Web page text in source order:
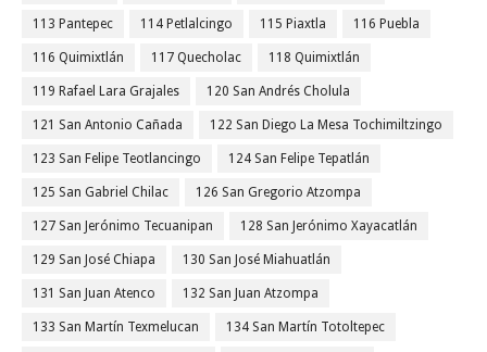
113 Pantepec 114 Petlalcingo 115 Piaxtla 116 Puebla
116 Quimixtlán 117 Quecholac 118 Quimixtlán
119 Rafael Lara Grajales 120 San Andrés Cholula
121 San Antonio Cañada 122 San Diego La Mesa Tochimiltzingo
123 San Felipe Teotlancingo 124 San Felipe Tepatlán
125 San Gabriel Chilac 126 San Gregorio Atzompa
127 San Jerónimo Tecuanipan 128 San Jerónimo Xayacatlán
129 San José Chiapa 130 San José Miahuatlán
131 San Juan Atenco 132 San Juan Atzompa
133 San Martín Texmelucan 134 San Martín Totoltepec